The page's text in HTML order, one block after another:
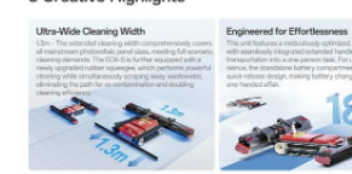
रिवर्स ऑस्मोसिस मशीन
सौर पैनल सफाई रोबोट